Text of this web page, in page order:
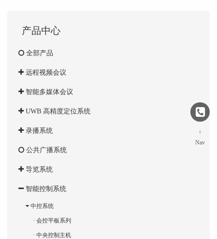
产品中心
全部产品
远程视频会议
智能多媒体会议
UWB 高精度定位系统
录播系统
公共广播系统
导览系统
智能控制系统
中控系统
· 会控平板系列
· 中央控制主机
↑
Nav